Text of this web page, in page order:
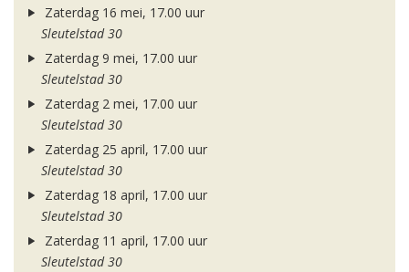
Zaterdag 16 mei, 17.00 uur
Sleutelstad 30
Zaterdag 9 mei, 17.00 uur
Sleutelstad 30
Zaterdag 2 mei, 17.00 uur
Sleutelstad 30
Zaterdag 25 april, 17.00 uur
Sleutelstad 30
Zaterdag 18 april, 17.00 uur
Sleutelstad 30
Zaterdag 11 april, 17.00 uur
Sleutelstad 30